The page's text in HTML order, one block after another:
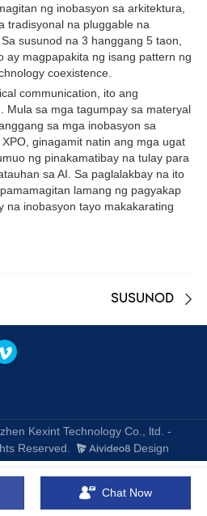
ng inobasyon sa arkitektura,
tradisyonal na pluggable na
susunod na 3 hanggang 5 taon,
ay magpapakita ng isang pattern ng
coexistence.
communication, ito ang
Mula sa mga tagumpay sa materyal
sa mga inobasyon sa
ginagamit natin ang mga ugat
ng pinakamatibay na tulay para
sa AI. Sa paglalakbay na ito
lamang ng pagyakap
na inobasyon tayo makakarating
SUSUNOD
Kexint Technology Co., ltd. -
Reserved.
Design
Chat Now